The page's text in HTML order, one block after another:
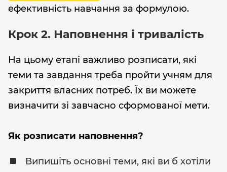
ефективність навчання за формулою.
Крок 2. Наповнення і тривалість
На цьому етапі важливо розписати, які
теми та завдання треба пройти учням для
закриття власних потреб. Їх ви можете
визначити зі завчасно сформованої мети.
Як розписати наповнення?
Випишіть основні теми, які ви б хотіли